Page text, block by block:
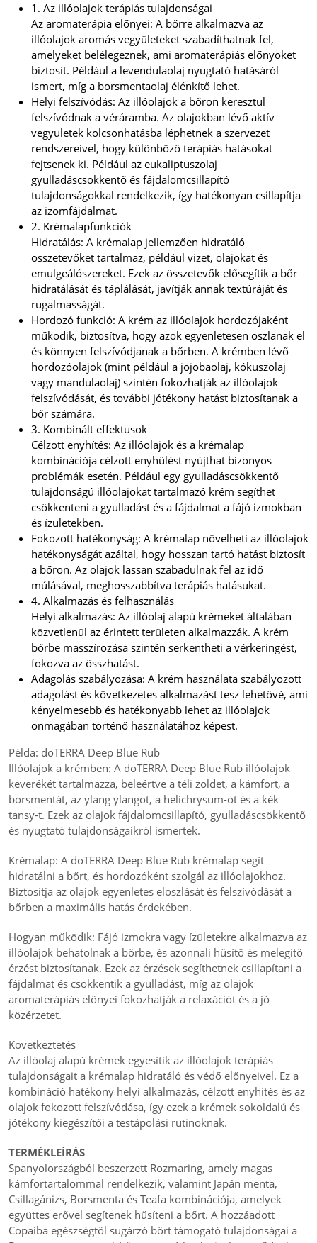
1. Az illóolajok terápiás tulajdonságai
Az aromaterápia előnyei: A bőrre alkalmazva az
illóolajok aromás vegyületeket szabadíthatnak fel,
amelyeket belélegeznek, ami aromaterápiás előnyöket
biztosít. Például a levendulaolaj nyugtató hatásáról
ismert, míg a borsmentaolaj élénkítő lehet.
Helyi felszívódás: Az illóolajok a bőrön keresztül
felszívódnak a véráramba. Az olajokban lévő aktív
vegyületek kölcsönhatásba léphetnek a szervezet
rendszereivel, hogy különböző terápiás hatásokat
fejtsenek ki. Például az eukaliptuszolaj
gyulladáscsökkentő és fájdalomcsillapító
tulajdonságokkal rendelkezik, így hatékonyan csillapítja
az izomfájdalmat.
2. Krémalapfunkciók
Hidratálás: A krémalap jellemzően hidratáló
összetevőket tartalmaz, például vizet, olajokat és
emulgeálószereket. Ezek az összetevők elősegítik a bőr
hidratálását és táplálását, javítják annak textúráját és
rugalmasságát.
Hordozó funkció: A krém az illóolajok hordozójaként
működik, biztosítva, hogy azok egyenletesen oszlanak el
és könnyen felszívódjanak a bőrben. A krémben lévő
hordozóolajok (mint például a jojobaolaj, kókuszolaj
vagy mandulaolaj) szintén fokozhatják az illóolajok
felszívódását, és további jótékony hatást biztosítanak a
bőr számára.
3. Kombinált effektusok
Célzott enyhítés: Az illóolajok és a krémalap
kombinációja célzott enyhülést nyújthat bizonyos
problémák esetén. Például egy gyulladáscsökkentő
tulajdonságú illóolajokat tartalmazó krém segíthet
csökkenteni a gyulladást és a fájdalmat a fájó izmokban
és ízületekben.
Fokozott hatékonyság: A krémalap növelheti az illóolajok
hatékonyságát azáltal, hogy hosszan tartó hatást biztosít
a bőrön. Az olajok lassan szabadulnak fel az idő
múlásával, meghosszabbítva terápiás hatásukat.
4. Alkalmazás és felhasználás
Helyi alkalmazás: Az illóolaj alapú krémeket általában
közvetlenül az érintett területen alkalmazzák. A krém
bőrbe masszírozása szintén serkentheti a vérkeringést,
fokozva az összhatást.
Adagolás szabályozása: A krém használata szabályozott
adagolást és következetes alkalmazást tesz lehetővé, ami
kényelmesebb és hatékonyabb lehet az illóolajok
önmagában történő használatához képest.
Példa: doTERRA Deep Blue Rub
Illóolajok a krémben: A doTERRA Deep Blue Rub illóolajok
keverékét tartalmazza, beleértve a téli zöldet, a kámfort, a
borsmentát, az ylang ylangot, a helichrysum-ot és a kék
tansy-t. Ezek az olajok fájdalomcsillapító, gyulladáscsökkentő
és nyugtató tulajdonságaikról ismertek.
Krémalap: A doTERRA Deep Blue Rub krémalap segít
hidratálni a bőrt, és hordozóként szolgál az illóolajokhoz.
Biztosítja az olajok egyenletes eloszlását és felszívódását a
bőrben a maximális hatás érdekében.
Hogyan működik: Fájó izmokra vagy ízületekre alkalmazva az
illóolajok behatolnak a bőrbe, és azonnali hűsítő és melegítő
érzést biztosítanak. Ezek az érzések segíthetnek csillapítani a
fájdalmat és csökkentik a gyulladást, míg az olajok
aromaterápiás előnyei fokozhatják a relaxációt és a jó
közérzetet.
Következtetés
Az illóolaj alapú krémek egyesítik az illóolajok terápiás
tulajdonságait a krémalap hidratáló és védő előnyeivel. Ez a
kombináció hatékony helyi alkalmazás, célzott enyhítés és az
olajok fokozott felszívódása, így ezek a krémek sokoldalú és
jótékony kiegészítői a testápolási rutinoknak.
TERMÉKLEÍRÁS
Spanyolországból beszerzett Rozmaring, amely magas
kámfortartalommal rendelkezik, valamint Japán menta,
Csillagánizs, Borsmenta és Teafa kombinációja, amelyek
együttes erővel segítenek hűsíteni a bőrt. A hozzáadott
Copaiba egészségtől sugárzó bőrt támogató tulajdonságai a